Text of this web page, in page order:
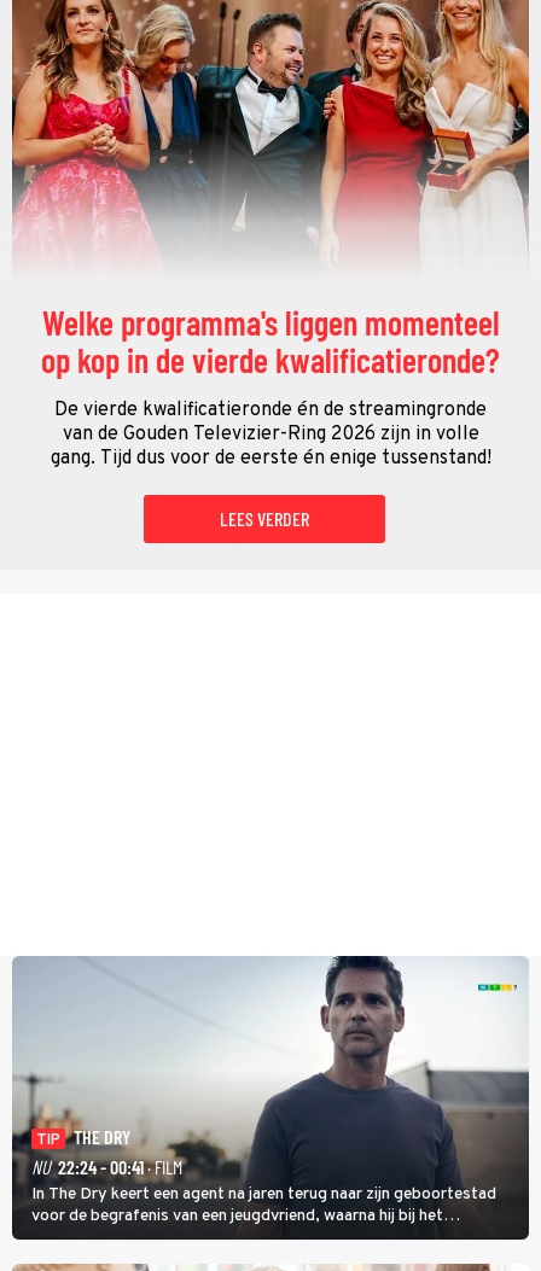
Welke programma's liggen momenteel
op kop in de vierde kwalificatieronde?
De vierde kwalificatieronde én de streamingronde
van de Gouden Televizier-Ring 2026 zijn in volle
gang. Tijd dus voor de eerste én enige tussenstand!
LEES VERDER
TIP
THE DRY
NU 22:24 - 00:41· FILM
In The Dry keert een agent na jaren terug naar zijn geboortestad
voor de begrafenis van een jeugdvriend, waarna hij bij het
onderzoeken van diens dood een verband begint te vermoeden
met een oude zaak.